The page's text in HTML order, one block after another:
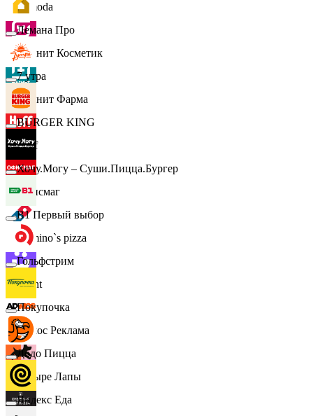
Lamoda
Магнит Косметик
Магнит Фарма
Hoff
Офисмаг
Domino`s pizza
Urent
Эдмос Реклама
Четыре Лапы
Лемана Про
7 утра
BURGER KING
Хочу.Могу – Суши.Пицца.Бургер
B1 Первый выбор
Гольфстрим
Покупочка
Додо Пицца
Яндекс Еда